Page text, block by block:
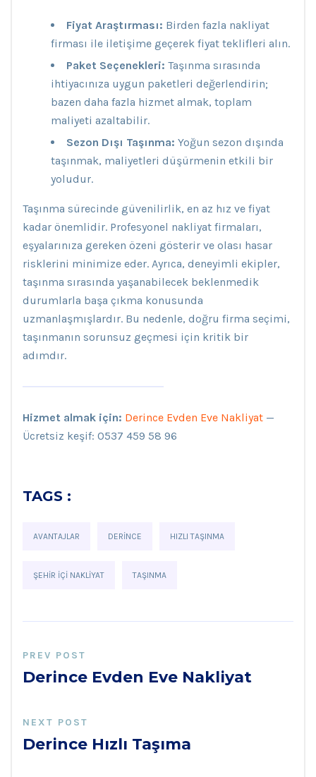
Fiyat Araştırması: Birden fazla nakliyat
firması ile iletişime geçerek fiyat teklifleri alın.
Paket Seçenekleri: Taşınma sırasında
ihtiyacınıza uygun paketleri değerlendirin;
bazen daha fazla hizmet almak, toplam
maliyeti azaltabilir.
Sezon Dışı Taşınma: Yoğun sezon dışında
taşınmak, maliyetleri düşürmenin etkili bir
yoludur.
Taşınma sürecinde güvenilirlik, en az hız ve fiyat
kadar önemlidir. Profesyonel nakliyat firmaları,
eşyalarınıza gereken özeni gösterir ve olası hasar
risklerini minimize eder. Ayrıca, deneyimli ekipler,
taşınma sırasında yaşanabilecek beklenmedik
durumlarla başa çıkma konusunda
uzmanlaşmışlardır. Bu nedenle, doğru firma seçimi,
taşınmanın sorunsuz geçmesi için kritik bir
adımdır.
Hizmet almak için: Derince Evden Eve Nakliyat —
Ücretsiz keşif: 0537 459 58 96
TAGS :
AVANTAJLAR DERINCE HIZLI TAŞINMA
ŞEHIR IÇI NAKLIYAT TAŞINMA
PREV POST
Derince Evden Eve Nakliyat
NEXT POST
Derince Hızlı Taşıma